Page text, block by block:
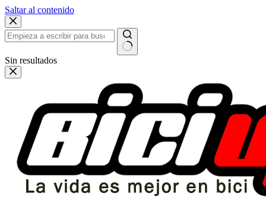
Saltar al contenido
Sin resultados